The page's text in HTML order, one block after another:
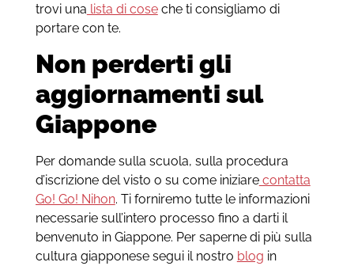
trovi una lista di coseche ti consigliamo di
portare con te.
Non perderti gli
aggiornamenti sul
Giappone
Per domande sulla scuola, sulla procedura
d’iscrizione del visto o su come iniziarecontatta
Go! Go! Nihon. Ti forniremo tutte le informazioni
necessarie sull’intero processo fino a darti il
benvenuto in Giappone. Per saperne di più sulla
cultura giapponese segui il nostro blog in